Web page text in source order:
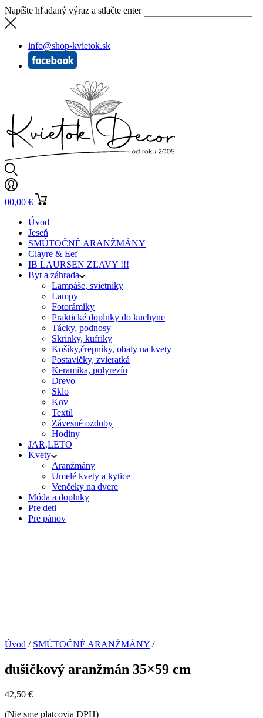
Napíšte hľadaný výraz a stlačte enter
info@shop-kvietok.sk
00,00 €
Úvod
Jeseň
SMÚTOČNÉ ARANŽMÁNY
Clayre & Eef
IB LAURSEN ZĽAVY !!!
Byt a záhrada
Lampáše, svietniky
Lampy
Fotorámiky
Praktické doplnky do kuchyne
Tácky, podnosy
Skrinky, kufríky
Košíky,črepníky, obaly na kvety
Postavičky, zvieratká
Keramika, polyrezín
Drevo
Sklo
Kov
Textil
Závesné ozdoby
Hodiny
JAR,LETO
Kvety
Aranžmány
Umelé kvety a kytice
Venčeky na dvere
Móda a doplnky
Pre deti
Pre pánov
Úvod / SMÚTOČNÉ ARANŽMÁNY /
dušičkový aranžmán 35×59 cm
42,50 €
(Nie sme platcovia DPH)